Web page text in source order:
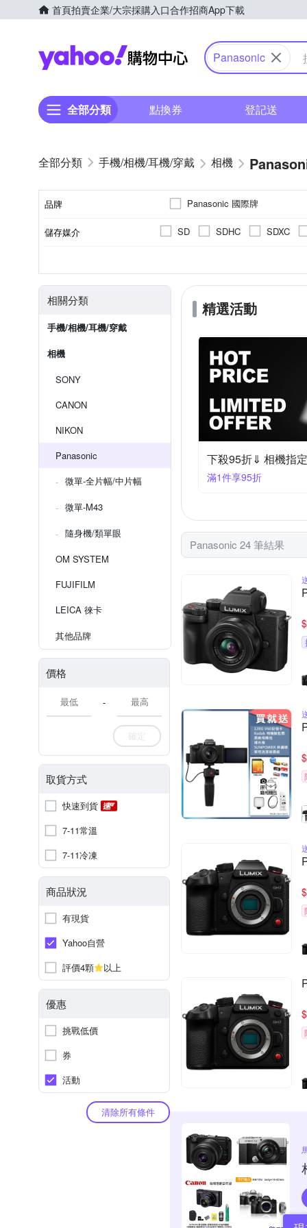
首頁拍賣企業/大宗採購入口合作招商App下載
Yahoo購物中心
Panasonic
全部分類 點換券 登記送
手機/相機/耳機/穿戴 相機
品牌 Panasonic 國際牌
儲存媒介 SD SDHC SDXC
相關分類
手機/相機/耳機/穿戴
相機
SONY
CANON
NIKON
Panasonic
微單-全片幅/中片幅
微單-M43
隨身機/類單眼
OM SYSTEM
FUJIFILM
LEICA 徠卡
其他品牌
價格
-
確定
取貨方式
快速到貨
7-11常溫
7-11冷凍
商品狀況
有現貨
Yahoo自營
評價4顆
以上
優惠
挑戰低價
券
活動
清除所有條件
精選活動
下殺95折⇓ 相機指
滿1件享95折
Panasonic 24 筆結果
$
$
$
$